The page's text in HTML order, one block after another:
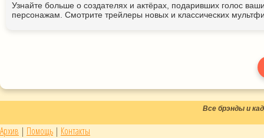
Узнайте больше о создателях и актёрах, подаривших голос
персонажам. Смотрите трейлеры новых и классических
Все брэнды и
Архив | Помощь | Контакты